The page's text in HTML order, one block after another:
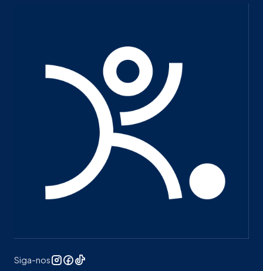
Siga-nos